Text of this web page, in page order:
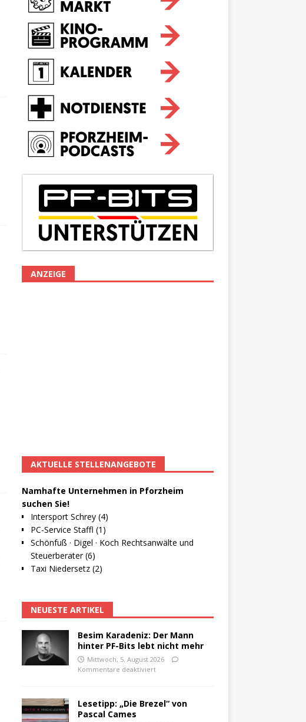
ANZEIGE
AKTUELLE STELLENANGEBOTE
Namhafte Unternehmen in Pforzheim
suchen Sie!
Intersport Schrey (4)
PC-Service Staffl (1)
Schönfuß · Digel · Koch Rechtsanwälte und
Steuerberater (6)
Taxi Niedersetz (2)
NEUESTE ARTIKEL
Besim Karadeniz: Der Mann
hinter PF-Bits lebt nicht mehr
Mittwoch, 5. August 2026
Kommentare deaktiviert
Lesetipp: „Die Brezel“ von
Pascal Cames